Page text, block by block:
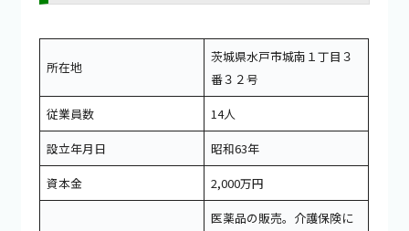
所在地
茨城県水戸市城南１丁目３
番３２号
従業員数
14人
設立年月日
昭和63年
資本金
2,000万円
医薬品の販売。介護保険に